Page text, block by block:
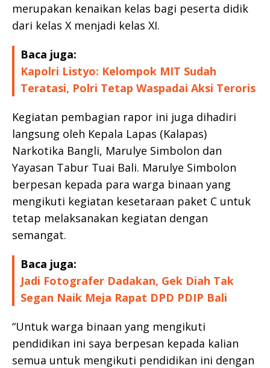
merupakan kenaikan kelas bagi peserta didik
dari kelas X menjadi kelas XI.
Baca juga:
Kapolri Listyo: Kelompok MIT Sudah
Teratasi, Polri Tetap Waspadai Aksi Teroris
Kegiatan pembagian rapor ini juga dihadiri
langsung oleh Kepala Lapas (Kalapas)
Narkotika Bangli, Marulye Simbolon dan
Yayasan Tabur Tuai Bali. Marulye Simbolon
berpesan kepada para warga binaan yang
mengikuti kegiatan kesetaraan paket C untuk
tetap melaksanakan kegiatan dengan
semangat.
Baca juga:
Jadi Fotografer Dadakan, Gek Diah Tak
Segan Naik Meja Rapat DPD PDIP Bali
“Untuk warga binaan yang mengikuti
pendidikan ini saya berpesan kepada kalian
semua untuk mengikuti pendidikan ini dengan